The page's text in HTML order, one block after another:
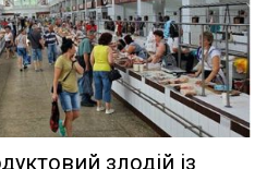
злодій із